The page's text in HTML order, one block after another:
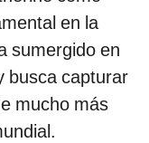
en la
sumergido en
busca capturar
mucho más